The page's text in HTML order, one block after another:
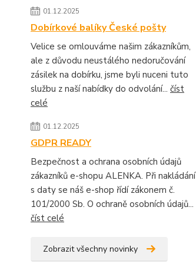
01.12.2025
Dobírkové balíky České pošty
Velice se omlouváme našim zákazníkům,
ale z důvodu neustálého nedoručování
zásilek na dobírku, jsme byli nuceni tuto
službu z naší nabídky do odvolání... číst
celé
01.12.2025
GDPR READY
Bezpečnost a ochrana osobních údajů
zákazníků e-shopu ALENKA. Při nakládání
s daty se náš e-shop řídí zákonem č.
101/2000 Sb. O ochraně osobních údajů...
číst celé
Zobrazit všechny novinky